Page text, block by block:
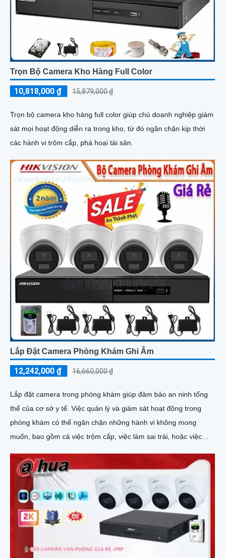
Trọn Bộ Camera Kho Hàng Full Color
10,818,000 ₫ 15,879,000 ₫
Trọn bộ camera kho hàng full color giúp chủ doanh nghiệp giám
sát mọi hoạt động diễn ra trong kho, từ đó ngăn chặn kịp thời
các hành vi trộm cắp, phá hoại tài sản.
Lắp Đặt Camera Phòng Khám Ghi Âm
12,242,000 ₫ 16,660,000 ₫
Lắp đặt camera trong phòng khám giúp đảm bảo an ninh tổng
thể của cơ sở y tế. Việc quản lý và giám sát hoạt động trong
phòng khám có thể ngăn chặn những hành vi không mong
muốn, bao gồm cả việc trộm cắp, việc làm sai trái, hoặc việc